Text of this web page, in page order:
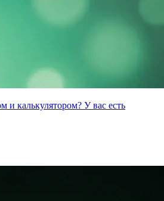
и калькулятором? У вас есть